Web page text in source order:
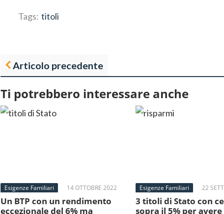
Tags: titoli
Articolo precedente
Ti potrebbero interessare anche
Esigenze Familiari 14 OTTOBRE 2022
Un BTP con un rendimento
eccezionale del 6% ma
Esigenze Familiari
22
2022
3 titoli di Stato con
sopra il 5% per avere